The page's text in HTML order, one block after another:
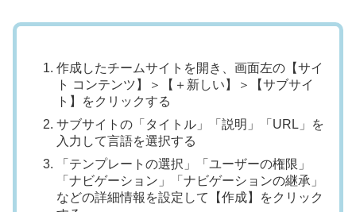
作成したチームサイトを開き、画面左の【サイ
ト コンテンツ】＞【＋新しい】＞【サブサイ
ト】をクリックする
サブサイトの「タイトル」「説明」「URL」を
入力して言語を選択する
「テンプレートの選択」「ユーザーの権限」
「ナビゲーション」「ナビゲーションの継承」
などの詳細情報を設定して【作成】をクリック